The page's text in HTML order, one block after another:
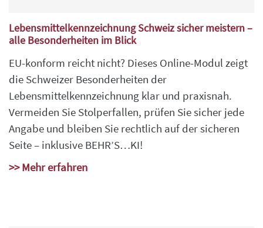
Lebensmittelkennzeichnung Schweiz sicher meistern –
alle Besonderheiten im Blick
EU-konform reicht nicht? Dieses Online-Modul zeigt
die Schweizer Besonderheiten der
Lebensmittelkennzeichnung klar und praxisnah.
Vermeiden Sie Stolperfallen, prüfen Sie sicher jede
Angabe und bleiben Sie rechtlich auf der sicheren
Seite – inklusive BEHR’S…KI!
>> Mehr erfahren